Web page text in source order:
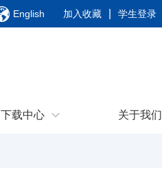
English 加入收藏 学生登录
下载中心 关于我们